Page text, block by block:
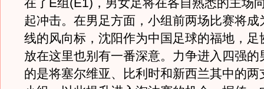
在了E组(E1)，男女足将在各自熟悉的主场
起冲击。在男足方面，小组前两场比赛将成
线的风向标，沈阳作为中国足球的福地，足
放在这里也别有一番深意。力争进入四强的
的是将塞尔维亚、比利时和新西兰其中的两